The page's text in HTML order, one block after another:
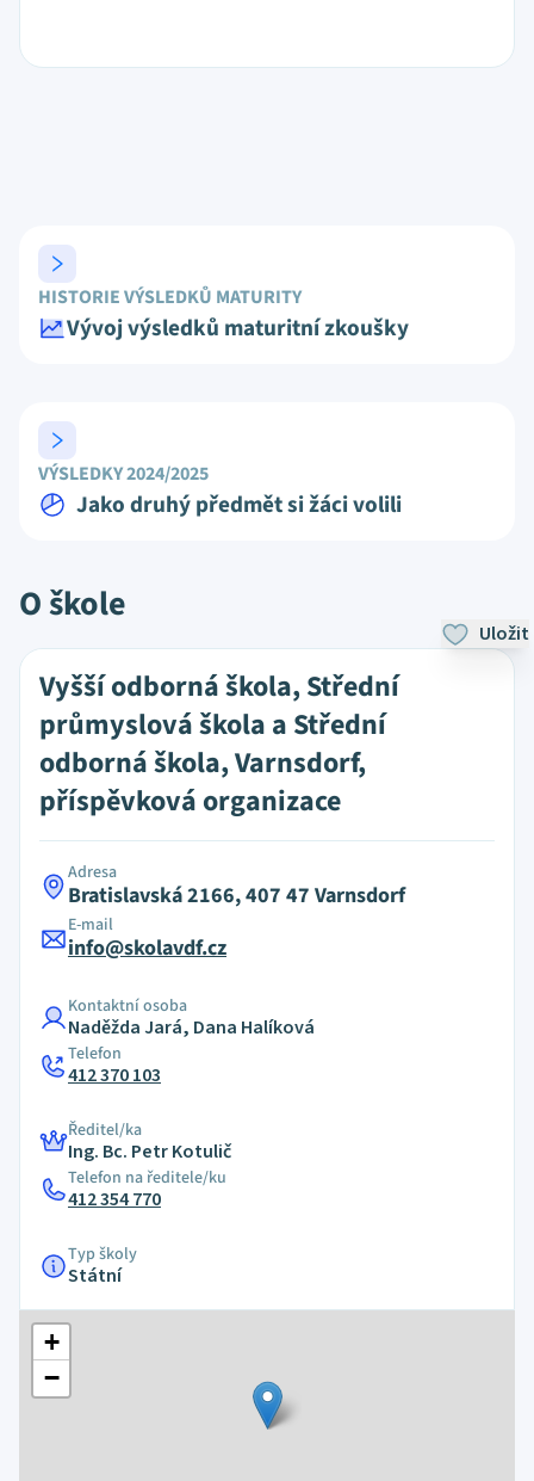
HISTORIE VÝSLEDKŮ MATURITY
Vývoj výsledků maturitní zkoušky
VÝSLEDKY 2024/2025
Jako druhý předmět si žáci volili
O škole
Uložit
Vyšší odborná škola, Střední
průmyslová škola a Střední
odborná škola, Varnsdorf,
příspěvková organizace
Adresa
Bratislavská 2166, 407 47 Varnsdorf
E-mail
info@skolavdf.cz
Kontaktní osoba
Naděžda Jará, Dana Halíková
Telefon
412 370 103
Ředitel/ka
Ing. Bc. Petr Kotulič
Telefon na ředitele/ku
412 354 770
Typ školy
Státní
+
−